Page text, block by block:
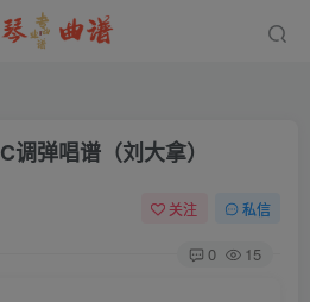
调弹唱谱（刘大拿）
关注 私信
0 15